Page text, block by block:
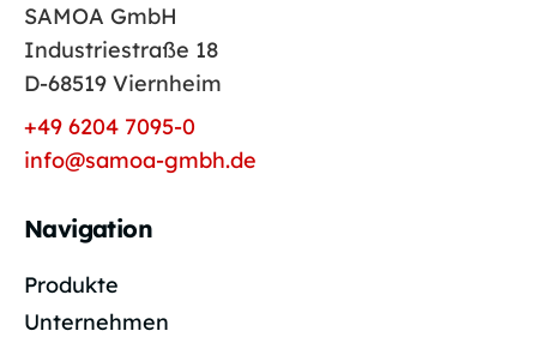
SAMOA GmbH
Industriestraße 18
D-68519 Viernheim
+49 6204 7095-0
info@samoa-gmbh.de
Navigation
Produkte
Unternehmen